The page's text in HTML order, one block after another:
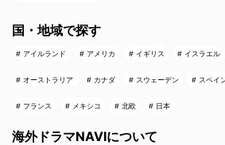
国・地域で探す
アイルランド アメリカ イギリス イスラエル
オーストラリア カナダ スウェーデン スペイ
フランス メキシコ 北欧 日本
海外ドラマNAVIについて